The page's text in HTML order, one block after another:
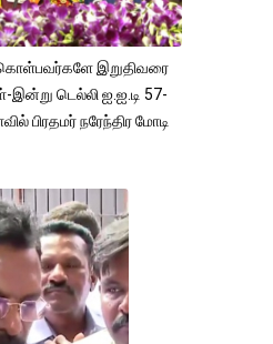
இறுதிவரை
இன்று டெல்லி ஐ.ஐ.டி 57-
பிரதமர் நரேந்திர மோடி